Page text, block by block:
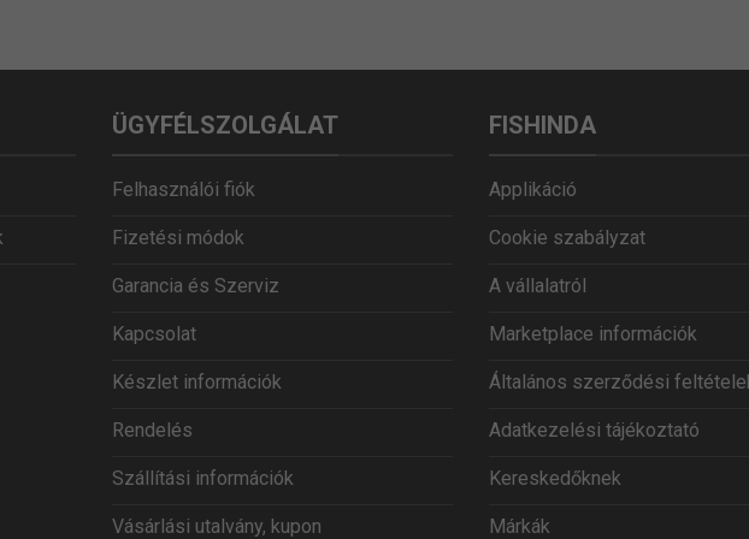
ÜGYFÉLSZOLGÁLAT
Felhasználói fiók
Fizetési módok
Garancia és Szerviz
Kapcsolat
Készlet információk
Rendelés
Szállítási információk
Vásárlási utalvány, kupon
FISHINDA
Applikáció
Cookie szabályzat
A vállalatról
Marketplace információk
Általános szerződési
Adatkezelési tájékoztató
Kereskedőknek
Márkák